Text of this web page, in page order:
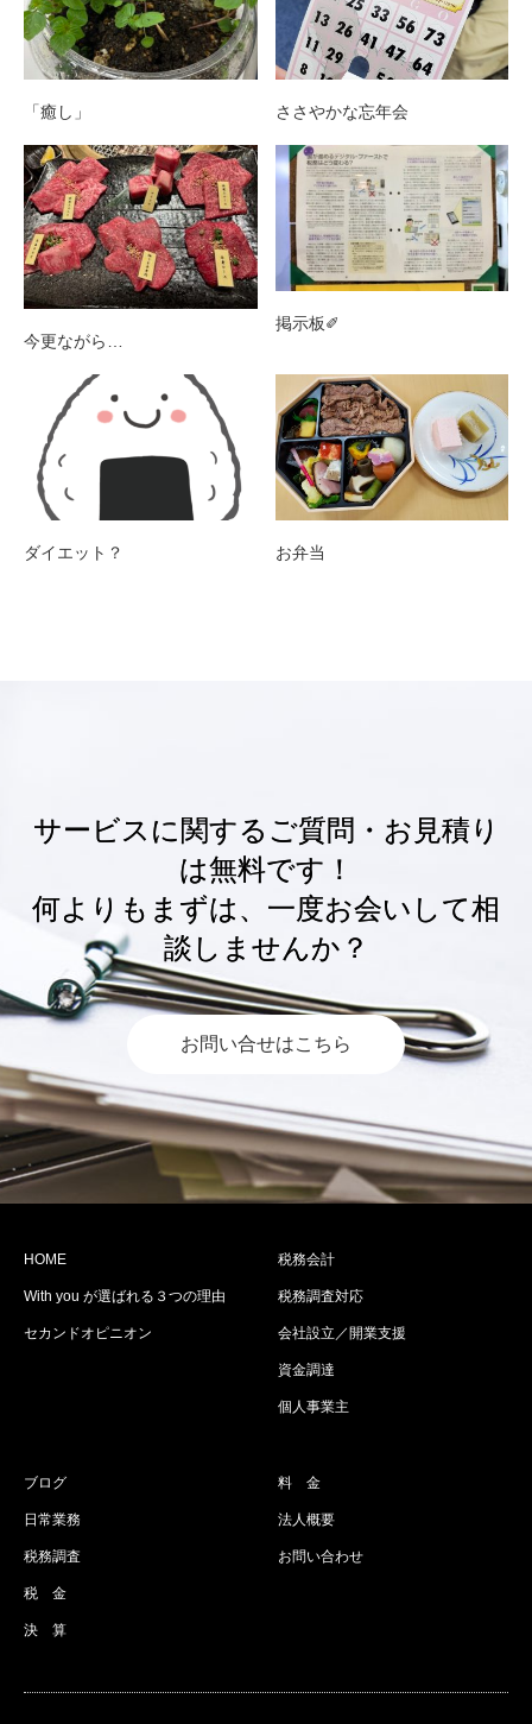
「癒し」 ささやかな忘年会
今更ながら…
掲示板✐
ダイエット？ お弁当
サービスに関するご質問・お見積り
は無料です！
何よりもまずは、一度お会いして相
談しませんか？
お問い合せはこちら
HOME
With you が選ばれる３つの理由
セカンドオピニオン
税務会計
税務調査対応
会社設立／開業支援
資金調達
個人事業主
ブログ
日常業務
税務調査
税 金
決 算
料 金
法人概要
お問い合わせ